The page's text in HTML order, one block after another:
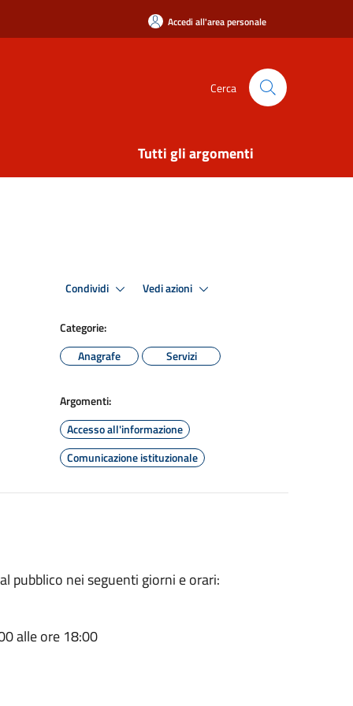
Accedi all'area personale
Cerca
Tutti gli argomenti
Condividi Vedi azioni
Categorie:
Anagrafe
Servizi
Argomenti:
Accesso all'informazione
Comunicazione istituzionale
pubblico nei seguenti giorni e orari:
alle ore 18:00